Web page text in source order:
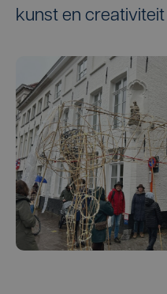
kunst en creativiteit